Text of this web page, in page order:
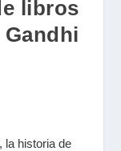
libros
, la historia de